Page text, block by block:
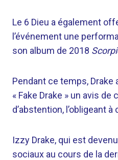
Le 6 Dieu a également
l’événement une
son album de 2018
Pendant ce temps, Drake
« Fake Drake » un avis de
d’abstention, l’obligeant
Izzy Drake, qui est
sociaux au cours de la